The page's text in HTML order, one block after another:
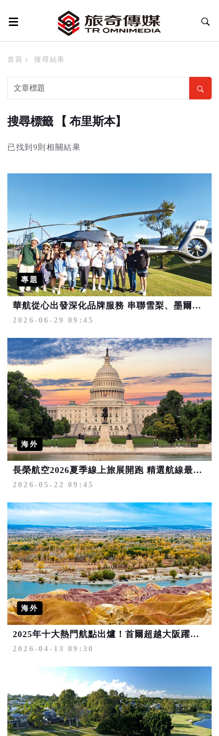
首頁 搜尋結果
搜尋標籤 【 布里斯本】
已找到9則相關結果
專題
華航從心出發深化品牌服務 串聯雪梨、墨爾本、布里斯本3大澳洲航點優勢 掌握大洋洲市場上揚趨勢搶占商機
2026-06-29 09:45
海外
長榮航空2026夏季線上旅展開跑 精選航線最低3,073元起
2026-05-22 09:45
海外
2025年十大熱門航點出爐！首爾超越大阪躍居第2 「潛力寶藏城市」包括青森、烏魯木齊
2026-04-13 09:30